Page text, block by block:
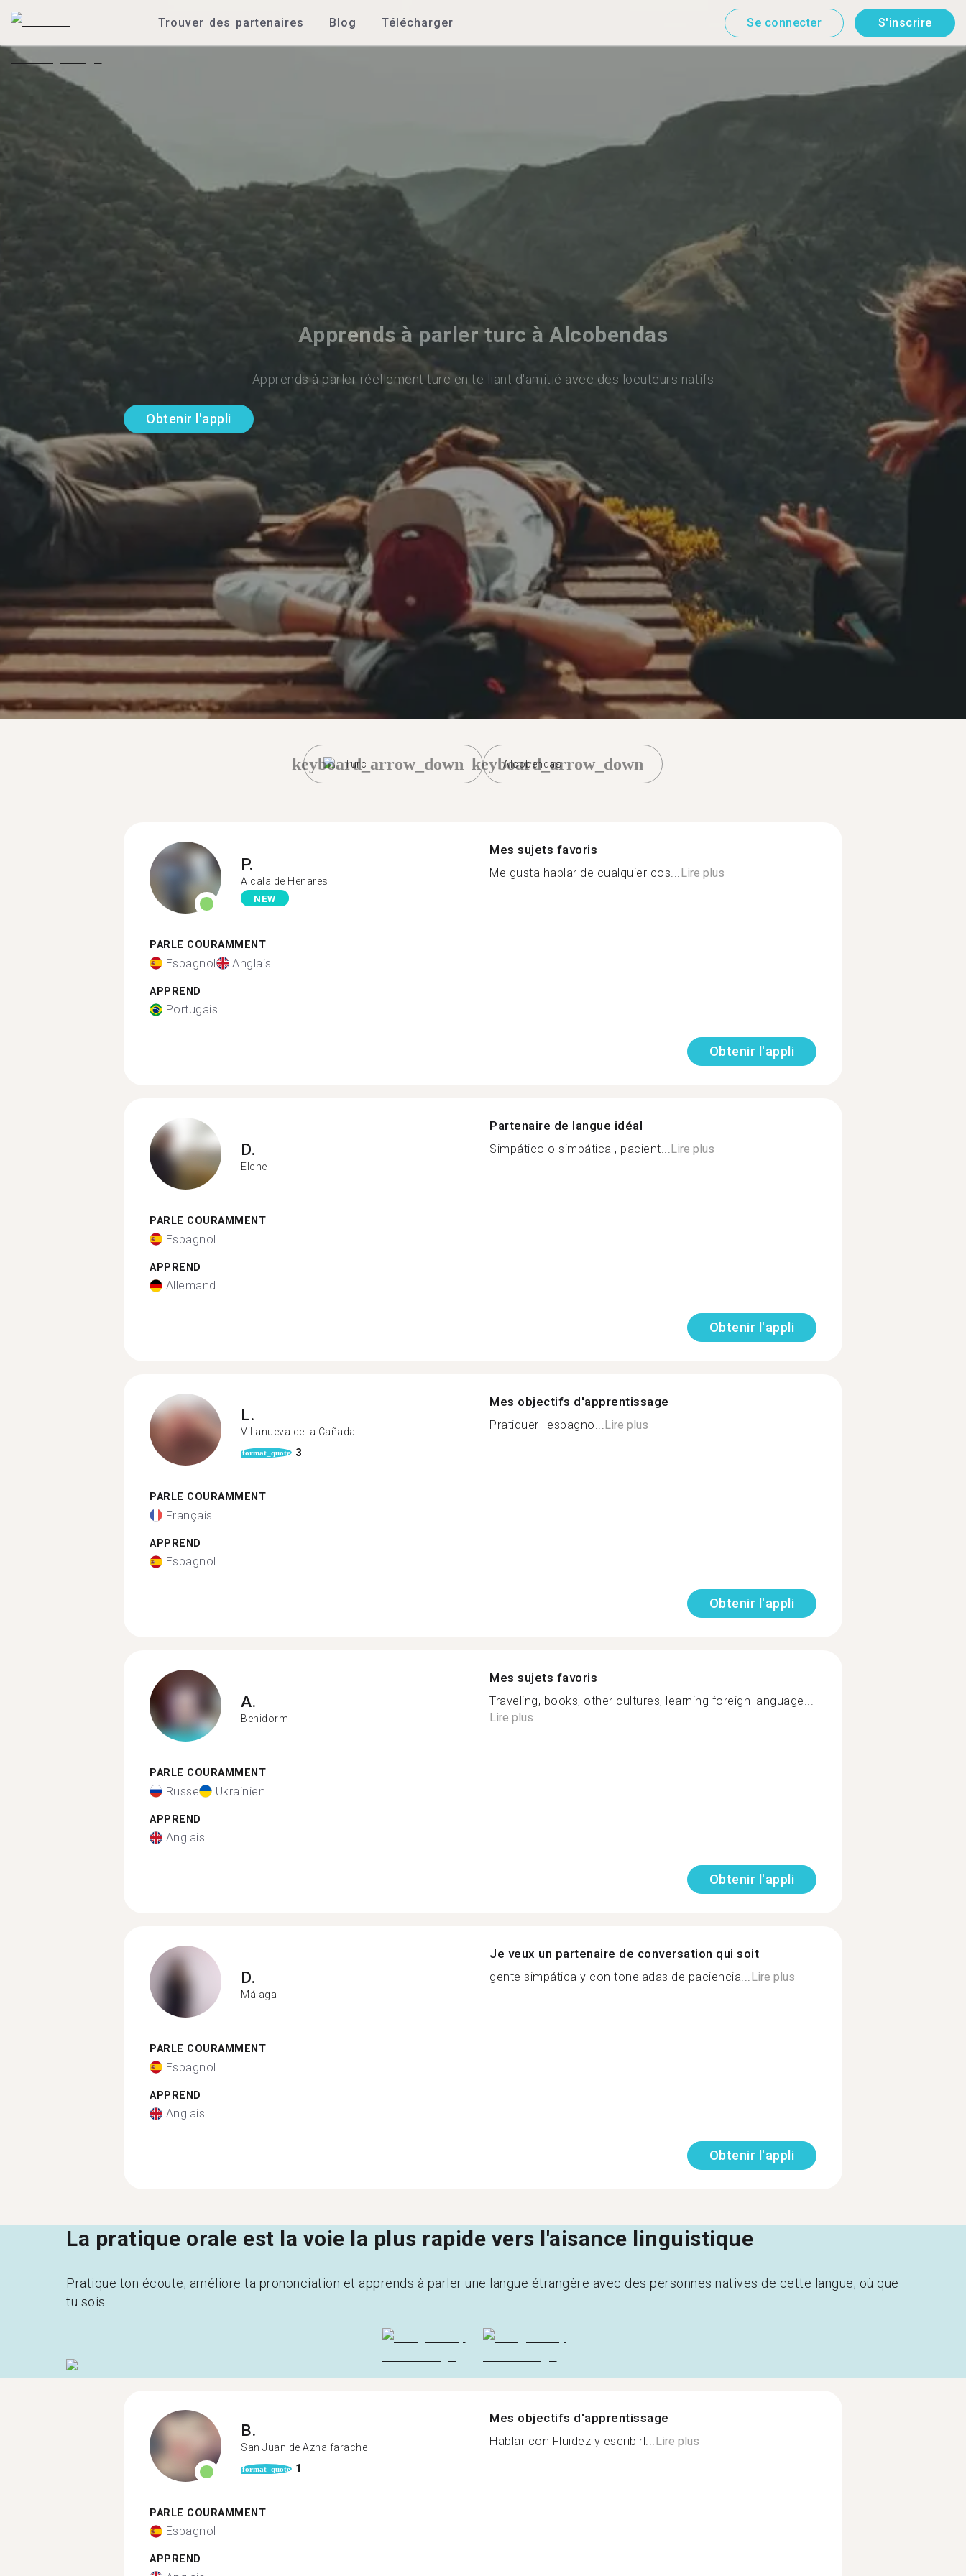
Trouver des partenaires Blog Télécharger Se connecter S'inscrire
Apprends à parler turc à Alcobendas
Apprends à parler réellement turc en te liant d'amitié avec des locuteurs natifs
Obtenir l'appli
Turc
keyboard_arrow_down Alcobendas
keyboard_arrow_down
P.
Alcala de Henares
NEW
PARLE COURAMMENT
Espagnol Anglais
APPREND
Portugais
Mes sujets favoris
Me gusta hablar de cualquier cos...Lire plus
Obtenir l'appli
D.
Elche
PARLE COURAMMENT
Espagnol
APPREND
Allemand
Partenaire de langue idéal
Simpático o simpática , pacient...Lire plus
Obtenir l'appli
L.
Villanueva de la Cañada
format_quote 3
PARLE COURAMMENT
Français
APPREND
Espagnol
Mes objectifs d'apprentissage
Pratiquer l'espagno...Lire plus
Obtenir l'appli
A.
Benidorm
PARLE COURAMMENT
Russe Ukrainien
APPREND
Anglais
Mes sujets favoris
Traveling, books, other cultures, learning foreign language...
Lire plus
Obtenir l'appli
D.
Málaga
PARLE COURAMMENT
Espagnol
APPREND
Anglais
Je veux un partenaire de conversation qui soit
gente simpática y con toneladas de paciencia...Lire plus
Obtenir l'appli
La pratique orale est la voie la plus rapide vers l'aisance linguistique
Pratique ton écoute, améliore ta prononciation et apprends à parler une langue étrangère avec des personnes natives de cette langue, où que
tu sois.
B.
San Juan de Aznalfarache
format_quote 1
PARLE COURAMMENT
Espagnol
APPREND
Mes objectifs d'apprentissage
Hablar con Fluidez y escribirl... Lire plus